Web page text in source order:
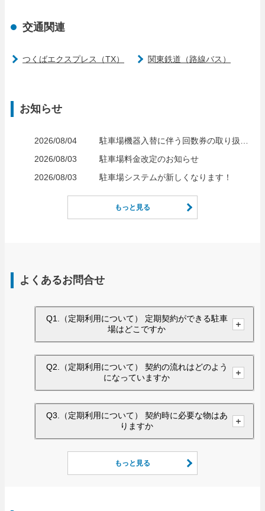
交通関連
つくばエクスプレス（TX） 関東鉄道（路線バス）
お知らせ
2026/08/04
2026/08/03
駐車場料金改定のお知らせ
2026/08/03
駐車場システムが新しくなります！
もっと見る
よくあるお問合せ
Q1.（定期利用について） 定期契約ができる駐車
場はどこですか
Q2.（定期利用について） 契約の流れはどのよう
になっていますか
Q3.（定期利用について） 契約時に必要な物はあ
りますか
もっと見る